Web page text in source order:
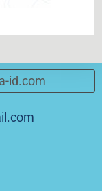
id.com